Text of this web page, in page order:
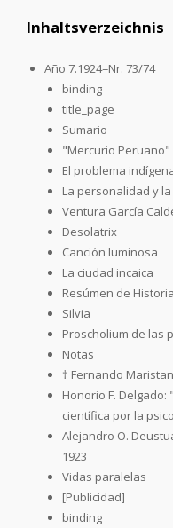
Inhaltsverzeichnis
Año 7.1924=Nr. 73/74
binding
title_page
Sumario
"Mercurio Peruano"
El problema
La personalidad y
Ventura García
Desolatrix
Canción luminosa
La ciudad incaica
Resúmen de
Silvia
Proscholium de las
Notas
† Fernando
Honorio F.
científica por la
Alejandro O.
1923
Vidas paralelas
[Publicidad]
binding